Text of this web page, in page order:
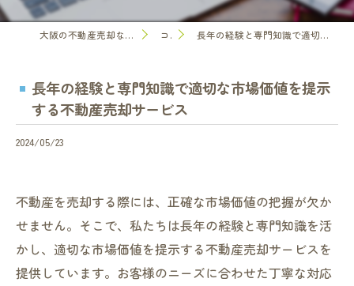
大阪の不動産売却なら株式会社リクソラ住宅販売 コラム 長年の経験と専門知識で適切な市場価値を提示する不動産売却サービス
長年の経験と専門知識で適切な市場価値を提示
する不動産売却サービス
2024/05/23
不動産を売却する際には、正確な市場価値の把握が欠か
せません。そこで、私たちは長年の経験と専門知識を活
かし、適切な市場価値を提示する不動産売却サービスを
提供しています。お客様のニーズに合わせた丁寧な対応